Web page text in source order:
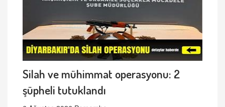
Silah ve mühimmat operasyonu: 2
şüpheli tutuklandı